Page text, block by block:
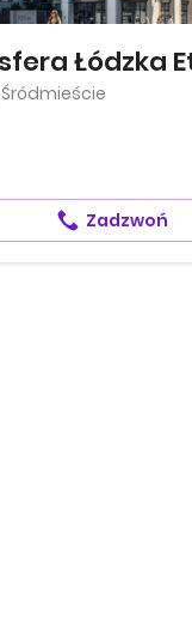
Łódzka
Zadzwoń